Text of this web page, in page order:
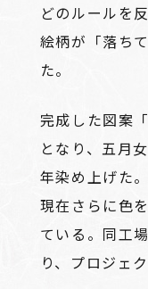
どのルールを
絵柄が「落ち
た。
完成した図案
となり、五月
年染め上げた
現在さらに色
ている。同工
り、プロジェ